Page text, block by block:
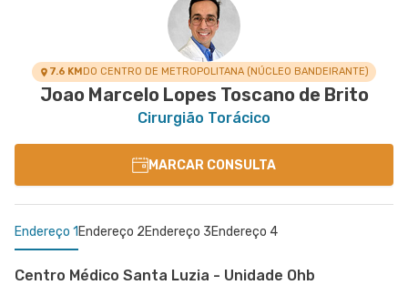
7.6 KMDO CENTRO DE METROPOLITANA (NÚCLEO BANDEIRANTE)
Joao Marcelo Lopes Toscano de Brito
Cirurgião Torácico
MARCAR CONSULTA
Endereço 1 Endereço 2Endereço 3Endereço 4
Centro Médico Santa Luzia - Unidade Ohb